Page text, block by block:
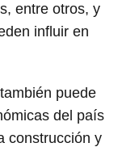
entre otros, y
influir en
puede
del país
construcción y